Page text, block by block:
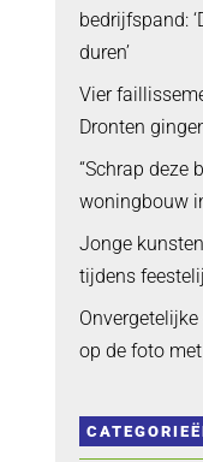
bedrijfspand:
duren’
Vier
Dronten
“Schrap deze
woningbouw
Jonge
tijdens
op de foto